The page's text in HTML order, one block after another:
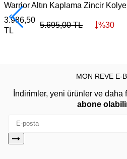
Warrior Altın Kaplama Zincir Kolye
3.986,50
TL
5.695,00TL %30
MON REVE E-
İndirimler, yeni ürünler ve daha
abone